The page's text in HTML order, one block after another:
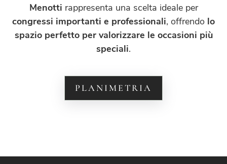
Menotti rappresenta una scelta ideale per
congressi importanti e professionali, offrendo lo
spazio perfetto per valorizzare le occasioni più
speciali.
PLANIMETRIA